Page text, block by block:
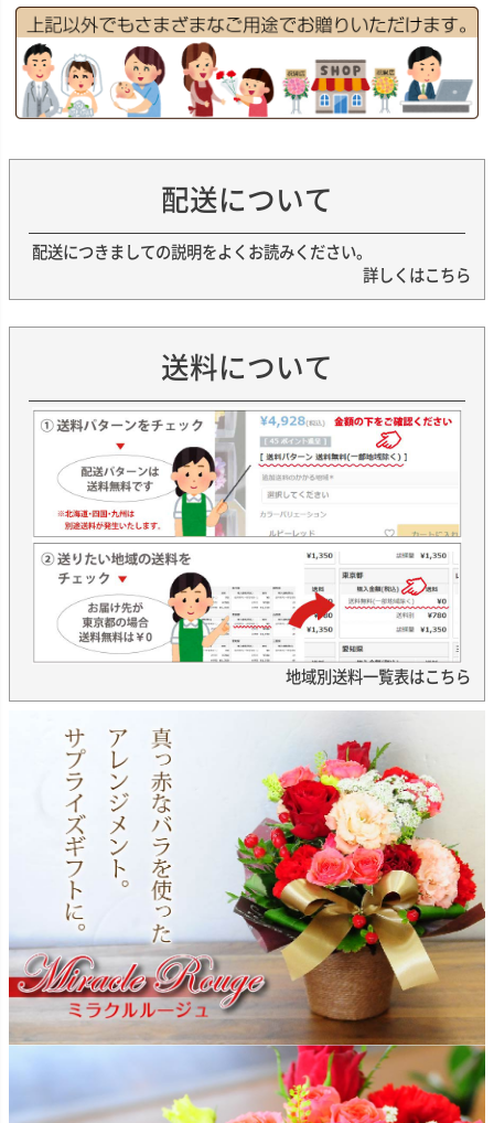
配送について
配送につきましての説明をよくお読みください。
詳しくはこちら
送料について
地域別送料一覧表はこちら